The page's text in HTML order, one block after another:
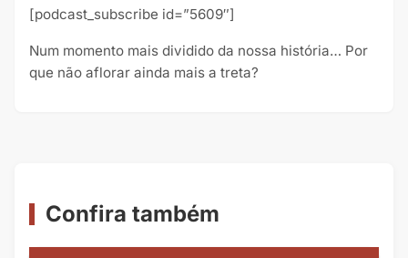
[podcast_subscribe id=”5609″]
Num momento mais dividido da nossa história… Por
que não aflorar ainda mais a treta?
Confira também